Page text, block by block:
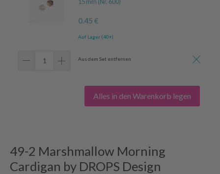
0.45 €
Auf Lager (40+)
Aus dem Set entfernen
Alles in den Warenkorb legen
49-2 Marshmallow Morning
Cardigan by DROPS Design